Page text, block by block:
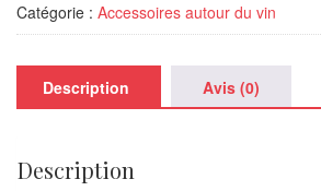
Catégorie : Accessoires autour du vin
Description Avis (0)
Description